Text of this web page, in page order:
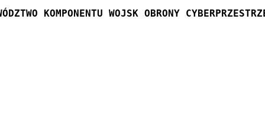
KOMPONENTU WOJSK OBRONY